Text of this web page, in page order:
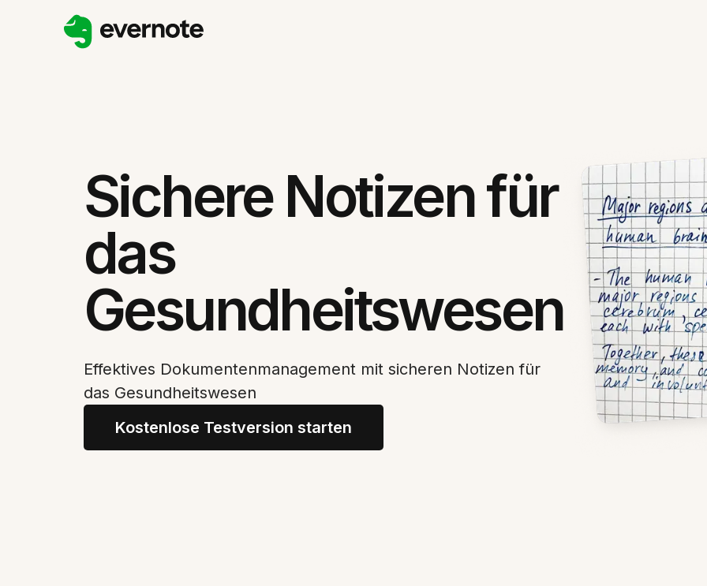
Sichere Notizen für
das
Gesundheitswesen
Effektives Dokumentenmanagement mit sicheren Notizen für
das Gesundheitswesen
Kostenlose Testversion starten